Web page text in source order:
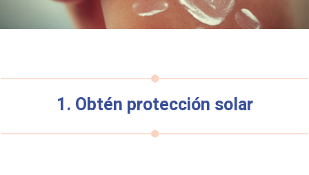
1. Obtén protección solar